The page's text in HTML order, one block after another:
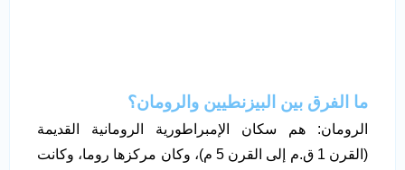
ما الفرق بين البيزنطيين والرومان؟
الرومان: هم سكان الإمبراطورية الرومانية القديمة
(القرن 1 ق.م إلى القرن 5 م)، وكان مركزها روما، وكانت